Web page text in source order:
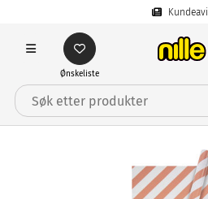
Ønskeliste